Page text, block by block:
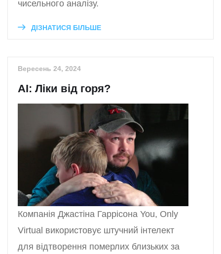
чисельного аналізу.
ДІЗНАТИСЯ БІЛЬШЕ
Вересень 24, 2024
AI: Ліки від горя?
Компанія Джастіна Гаррісона You, Only
Virtual використовує штучний інтелект
для відтворення померлих близьких за